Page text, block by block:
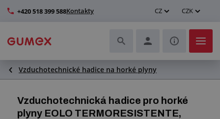
+420 518 399 588Kontakty CZ CZK
Hadice a jejich kompletace
Profily a výroba těsnění
Vzduchotechnické hadice na horké plyny
Vzduchotechnická hadice pro horké
plyny EOLO TERMORESISTENTE,